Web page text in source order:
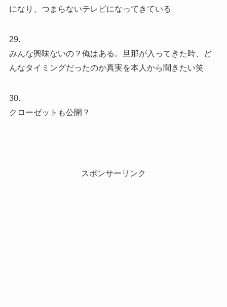
になり、つまらないテレビになってきている
29.
みんな興味ないの？俺はある。旦那が入ってきた時、ど
んなタイミングだったのか真実を本人から聞きたい笑
30.
クローゼットも公開？
スポンサーリンク